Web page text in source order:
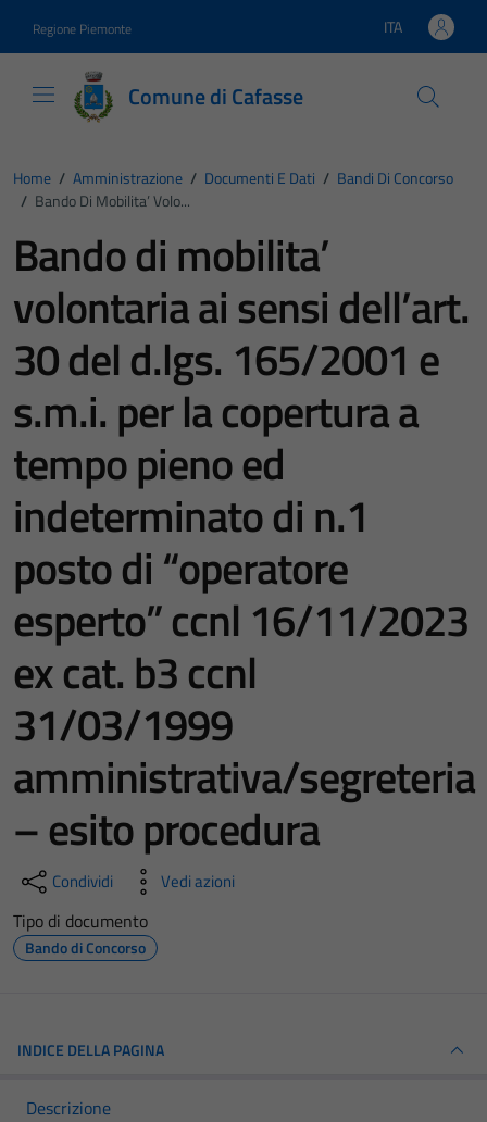
Regione Piemonte Lingua attiva:
ITA
Comune di Cafasse
Home / Amministrazione / Documenti E Dati / Bandi Di Concorso
/ Bando Di Mobilita’ Volo...
Bando di mobilita’
volontaria ai sensi dell’art.
30 del d.lgs. 165/2001 e
s.m.i. per la copertura a
tempo pieno ed
indeterminato di n.1
posto di “operatore
esperto” ccnl 16/11/2023
ex cat. b3 ccnl
31/03/1999
amministrativa/segreteria
– esito procedura
Condividi Vedi azioni
Tipo di documento
Bando di Concorso
INDICE DELLA PAGINA
Descrizione